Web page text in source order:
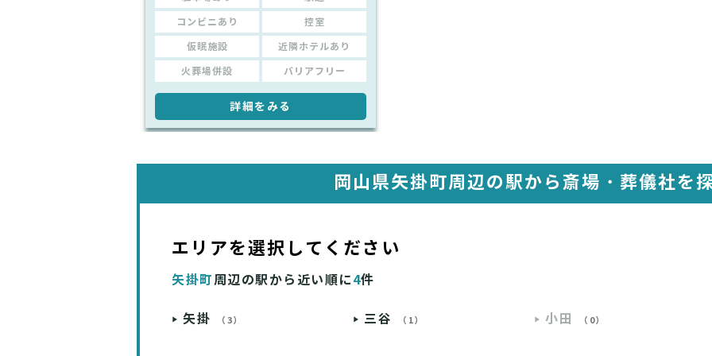
コンビニあり 控室
仮眠施設 近隣ホテルあり
火葬場併設 バリアフリー
詳細をみる
岡山県矢掛町周辺の駅から 斎場・葬儀社を
エリアを選択してください
矢掛町周辺の駅から近い順に4件
矢掛 （3） 三谷 （1） 小田 （0）